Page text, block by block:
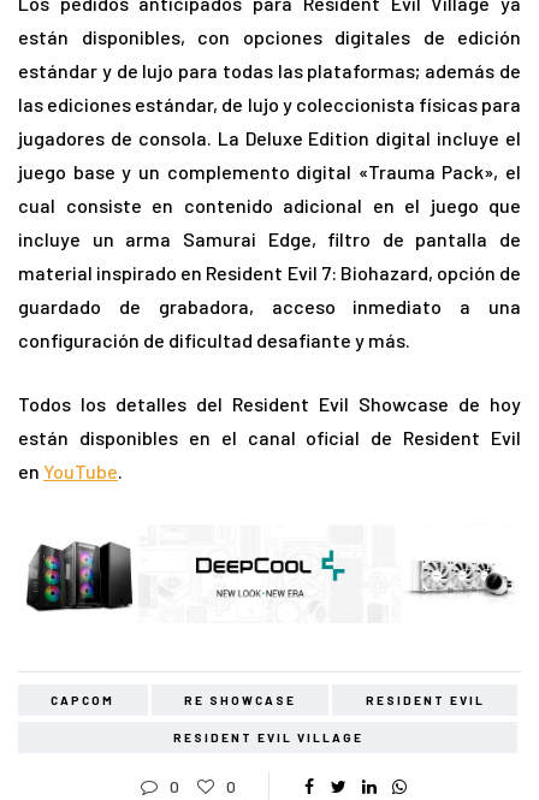
están disponibles, con opciones digitales de edición
estándar y de lujo para todas las plataformas; además de
las ediciones estándar, de lujo y coleccionista físicas para
jugadores de consola. La Deluxe Edition digital incluye el
juego base y un complemento digital «Trauma Pack», el
cual consiste en contenido adicional en el juego que
incluye un arma Samurai Edge, filtro de pantalla de
material inspirado en Resident Evil 7: Biohazard, opción de
guardado de grabadora, acceso inmediato a una
configuración de dificultad desafiante y más.
Todos los detalles del Resident Evil Showcase de hoy
están disponibles en el canal oficial de Resident Evil
en YouTube.
CAPCOM RE SHOWCASE RESIDENT EVIL
RESIDENT EVIL VILLAGE
0 0